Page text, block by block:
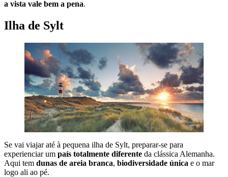
a vista vale bem a pena.
Ilha de Sylt
Se vai viajar até à pequena ilha de Sylt, preparar-se para
experienciar um país totalmente diferente da clássica Alemanha.
Aqui tem dunas de areia branca, biodiversidade única e o mar
logo ali ao pé.